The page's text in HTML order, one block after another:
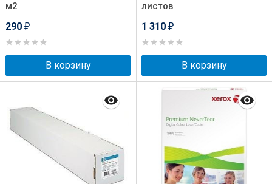
м2
290 ₽
В корзину
листов
1 310 ₽
В корзину